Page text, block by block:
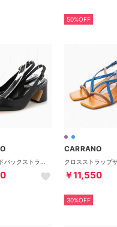
50%OFF
CARRANO
￥11,550
30%OFF